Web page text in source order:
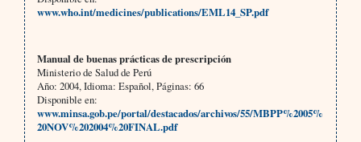
www.who.int/medicines/publications/EML14_SP.pdf
Manual de buenas prácticas de prescripción
Ministerio de Salud de Perú
Año: 2004, Idioma: Español, Páginas: 66
Disponible en:
www.minsa.gob.pe/portal/destacados/archivos/55/MBPP%2005%
20NOV%202004%20FINAL.pdf